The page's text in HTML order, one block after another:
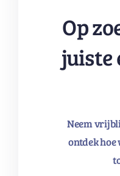
Op
juiste
Neem
ontdek